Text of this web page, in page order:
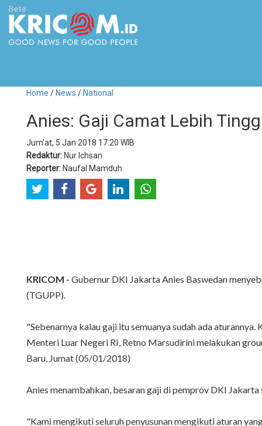
Home / News / National
Anies: Gaji Camat Lebih
Jum'at, 5 Jan 2018 17:20 WIB
Redaktur: Nur Ichsan
Reporter: Naufal Mamduh
KRICOM - Gubernur DKI Jakarta Anies Baswedan
(TGUPP).
"Sebenarnya kalau gaji itu semuanya sudah ada
Menteri Luar Negeri RI, Retno Marsudirini melakukan
Baru, Jumat (05/01/2018)
Anies menambahkan, besaran gaji di pemprov DKI
"Kami mengikuti seluruh penyusunan mengikuti aturan